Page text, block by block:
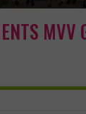
MVV